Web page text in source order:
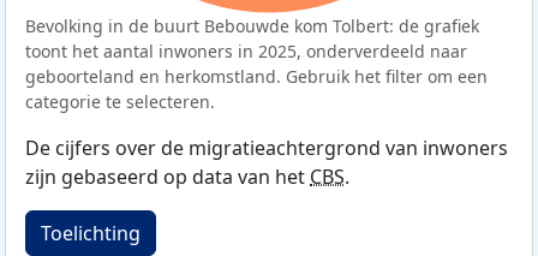
Bevolking in de buurt Bebouwde kom Tolbert: de grafiek
toont het aantal inwoners in 2025, onderverdeeld naar
geboorteland en herkomstland. Gebruik het filter om een
categorie te selecteren.
De cijfers over de migratieachtergrond van inwoners
zijn gebaseerd op data van het CBS.
Toelichting